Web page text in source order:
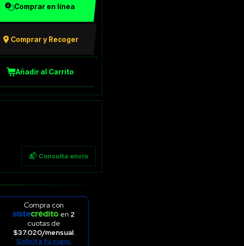
Comprar en línea
Comprar y Recoger
Añadir al Carrito
📬 Consulta envío
Compra con
en 2
cuotas de
$37.020/mensual.
Solicita tu cupo.